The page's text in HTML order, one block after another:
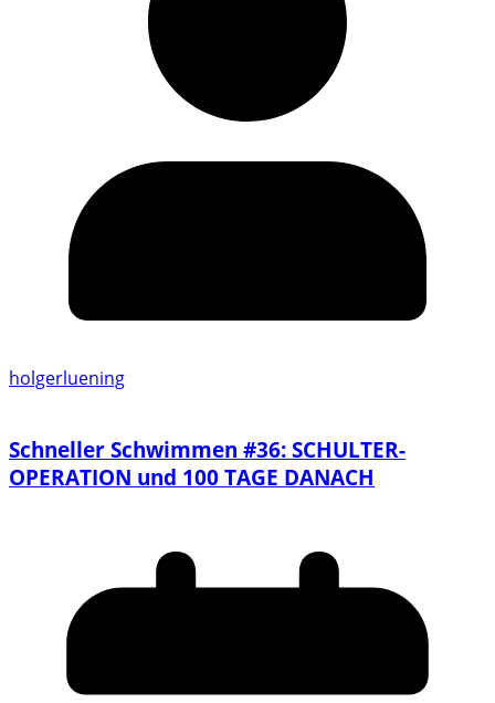
holgerluening
Schneller Schwimmen #36: SCHULTER-
OPERATION und 100 TAGE DANACH